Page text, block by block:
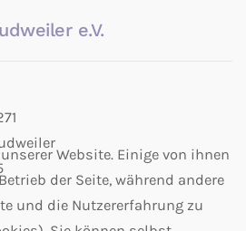
e.V.
Website. Einige von ihnen
der Seite, während andere
und die Nutzererfahrung zu